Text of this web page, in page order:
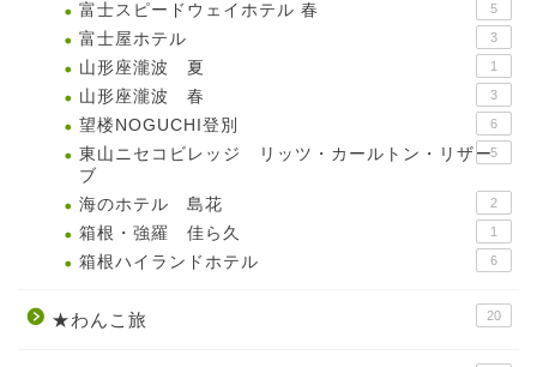
富士スピードウェイホテル 春 5
富士屋ホテル 3
山形座瀧波 夏 1
山形座瀧波 春 3
望楼NOGUCHI登別 6
東山ニセコビレッジ リッツ・カールトン・リザー
ブ
5
海のホテル 島花 2
箱根・強羅 佳ら久 1
箱根ハイランドホテル 6
★わんこ旅 20